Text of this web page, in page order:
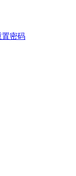
置密码